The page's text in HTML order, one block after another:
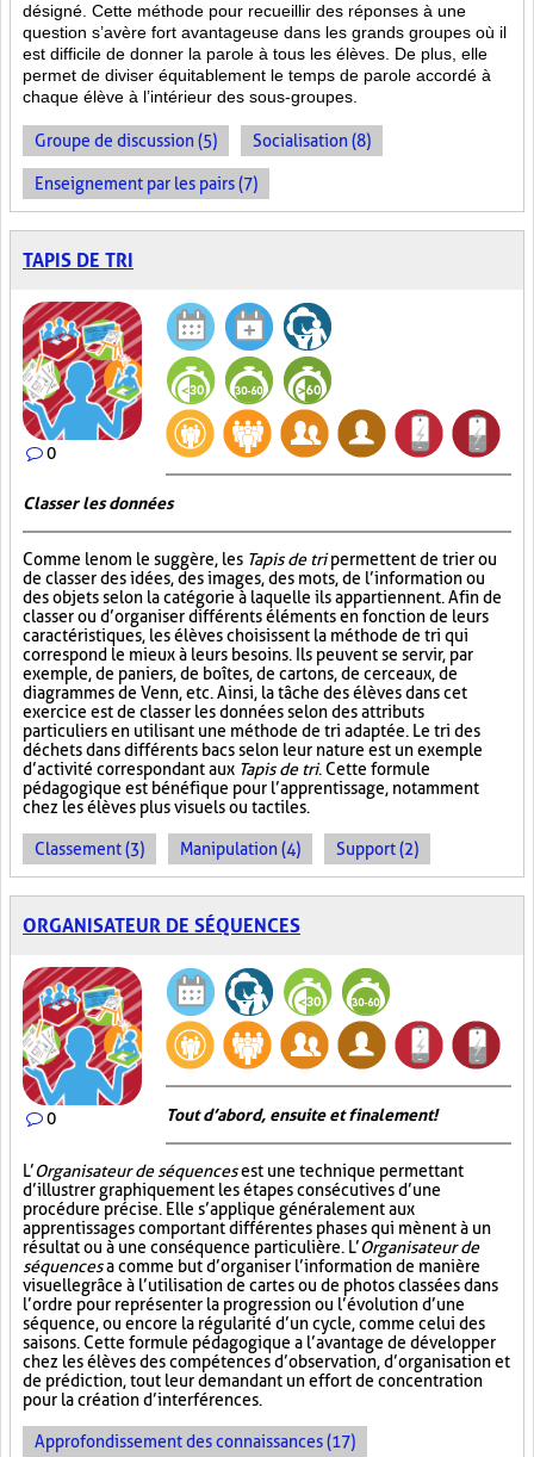
désigné. Cette méthode pour recueillir des réponses à une
question s’avère fort avantageuse dans les grands groupes où il
est difficile de donner la parole à tous les élèves. De plus, elle
permet de diviser équitablement le temps de parole accordé à
chaque élève à l’intérieur des sous-groupes.
Groupe de discussion (5) Socialisation (8)
Enseignement par les pairs (7)
TAPIS DE TRI
0
Classer les données
Comme le nom le suggère, les Tapis de tripermettent de trier ou
de classer des idées, des images, des mots, de l’information ou
des objets selon la catégorie à laquelle ils appartiennent. Afin de
classer ou d’organiser différents éléments en fonction de leurs
caractéristiques, les élèves choisissent la méthode de tri qui
correspond le mieux à leurs besoins. Ils peuvent se servir, par
exemple, de paniers, de boîtes, de cartons, de cerceaux, de
diagrammes de Venn, etc. Ainsi, la tâche des élèves dans cet
exercice est de classer les données selon des attributs
particuliers en utilisant une méthode de tri adaptée. Le tri des
déchets dans différents bacs selon leur nature est un exemple
d’activité correspondant aux Tapis de tri. Cette formule
pédagogique est bénéfique pour l’apprentissage, notamment
chez les élèves plus visuels ou tactiles.
Classement (3) Manipulation (4) Support (2)
ORGANISATEUR DE SÉQUENCES
0 Tout d’abord, ensuite et finalement!
L’Organisateur de séquencesest une technique permettant
d’illustrer graphiquement les étapes consécutives d’une
procédure précise. Elle s’applique généralement aux
apprentissages comportant différentes phases qui mènent à un
résultat ou à une conséquence particulière. L’Organisateur de
séquencesa comme but d’organiser l’information de manière
visuellegrâce à l’utilisation de cartes ou de photos classées dans
l’ordre pour représenter la progression ou l’évolution d’une
séquence, ou encore la régularité d’un cycle, comme celui des
saisons. Cette formule pédagogique a l’avantage de développer
chez les élèves des compétences d’observation, d’organisation et
de prédiction, tout leur demandant un effort de concentration
pour la création d’interférences.
Approfondissement des connaissances (17)